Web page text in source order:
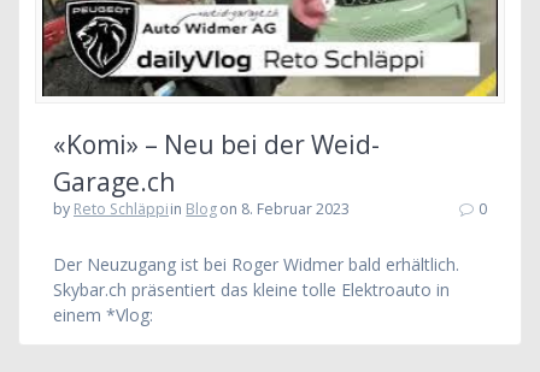
«Komi» – Neu bei der Weid-
Garage.ch
by Reto Schläppiin Blogon 8. Februar 2023 0
Der Neuzugang ist bei Roger Widmer bald erhältlich.
Skybar.ch präsentiert das kleine tolle Elektroauto in
einem *Vlog: